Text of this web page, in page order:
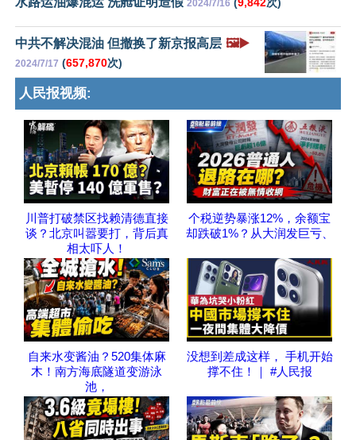
2024/7/16
中共不解决混油 但撤换了新京报高层 🖼️▶️
2024/7/17 (657,870次)
人民报视频:
川普打破禁区找赖清德直接
谈？北京叫嚣要打，背后真
相太吓人！
个税逆势暴涨12%，余额宝
却跌破1%？从大润发巨亏、
自来水变酱油？520集体麻
木！南方海底隧道变游泳
池，
没想到差成这样， 手机开始
撑不住！｜ #人民报